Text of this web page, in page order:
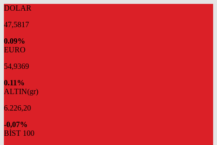
DOLAR
47,5817
0.09%
EURO
54,9369
0.11%
ALTIN(gr)
6.226,20
-0,07%
BİST 100